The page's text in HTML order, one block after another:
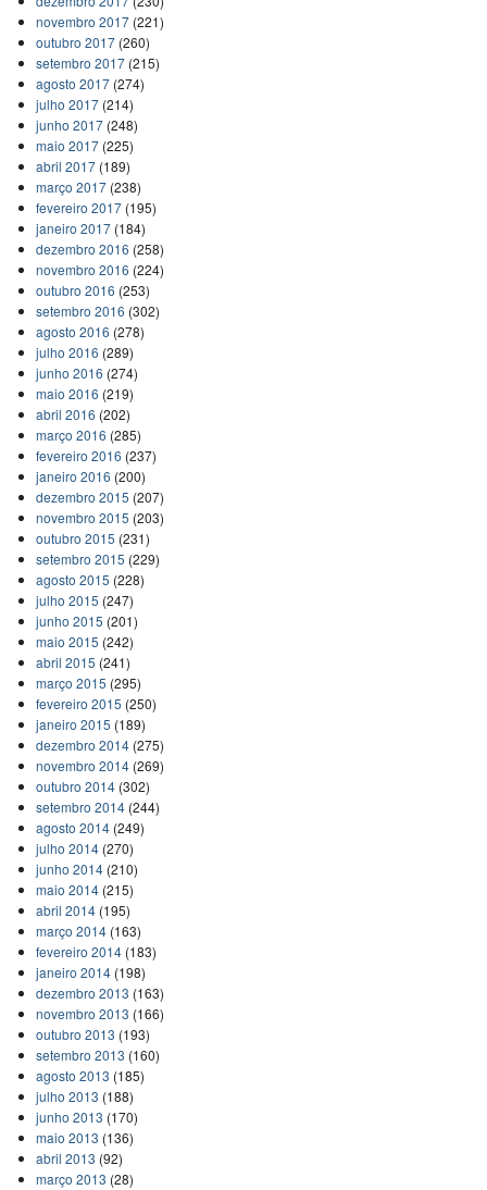
novembro 2017(221)
outubro 2017(260)
setembro 2017(215)
agosto 2017(274)
julho 2017(214)
junho 2017(248)
maio 2017(225)
abril 2017(189)
março 2017(238)
fevereiro 2017(195)
janeiro 2017(184)
dezembro 2016 (258)
novembro 2016 (224)
outubro 2016 (253)
setembro 2016 (302)
agosto 2016 (278)
julho 2016 (289)
junho 2016 (274)
maio 2016 (219)
abril 2016 (202)
março 2016 (285)
fevereiro 2016 (237)
janeiro 2016 (200)
dezembro 2015 (207)
novembro 2015 (203)
outubro 2015 (231)
setembro 2015 (229)
agosto 2015 (228)
julho 2015 (247)
junho 2015 (201)
maio 2015 (242)
abril 2015 (241)
março 2015 (295)
fevereiro 2015 (250)
janeiro 2015 (189)
dezembro 2014(275)
novembro 2014(269)
outubro 2014(302)
setembro 2014(244)
agosto 2014(249)
julho 2014(270)
junho 2014(210)
maio 2014(215)
abril 2014(195)
março 2014(163)
fevereiro 2014(183)
janeiro 2014(198)
dezembro 2013 (163)
novembro 2013 (166)
outubro 2013 (193)
setembro 2013 (160)
agosto 2013 (185)
julho 2013 (188)
junho 2013 (170)
maio 2013 (136)
abril 2013 (92)
março 2013 (28)